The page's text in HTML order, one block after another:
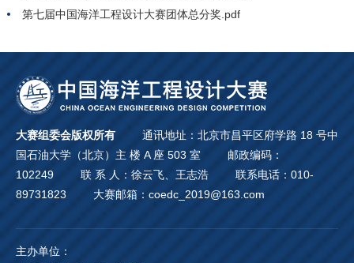
第七届中国海洋工程设计大赛团体总分奖.pdf
大赛组委会版权所有
通讯地址：北京市昌平区府学路 18 号中
国石油大学（北京）主 楼 A 座 503 室
邮政编码：
102249
联 系 人：徐云飞、王志浩
联系电话：010-
89731823
大赛邮箱：coedc_2019@163.com
主办单位：